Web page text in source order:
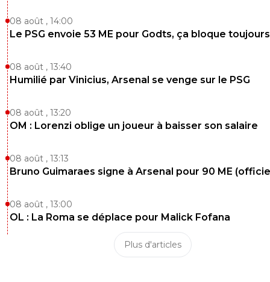
08 août , 14:00
Le PSG envoie 53 ME pour Godts, ça bloque toujours
08 août , 13:40
Humilié par Vinicius, Arsenal se venge sur le PSG
08 août , 13:20
OM : Lorenzi oblige un joueur à baisser son salaire
08 août , 13:13
Bruno Guimaraes signe à Arsenal pour 90 ME
08 août , 13:00
OL : La Roma se déplace pour Malick Fofana
Plus d'articles